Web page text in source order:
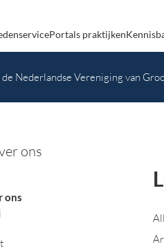
Portals praktijken
Nederlandse Vereniging van
ons
ons